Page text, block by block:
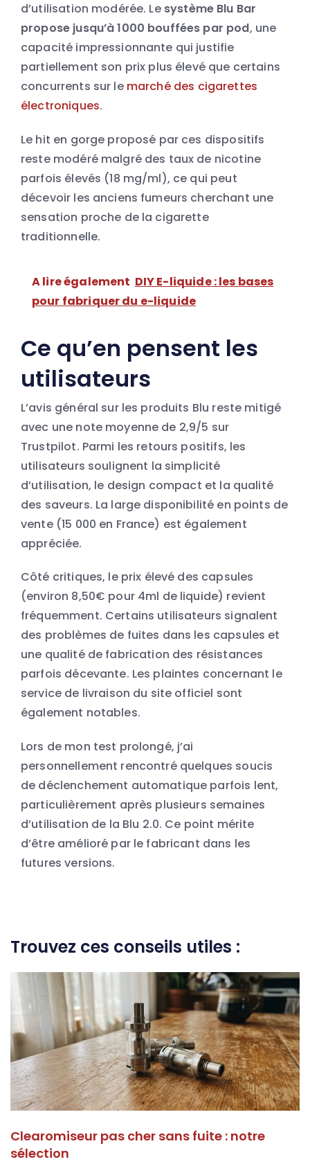
d’utilisation modérée. Le système Blu Bar
propose jusqu’à 1000 bouffées par pod, une
capacité impressionnante qui justifie
partiellement son prix plus élevé que certains
concurrents sur le marché des cigarettes
électroniques.
Le hit en gorge proposé par ces dispositifs
reste modéré malgré des taux de nicotine
parfois élevés (18 mg/ml), ce qui peut
décevoir les anciens fumeurs cherchant une
sensation proche de la cigarette
traditionnelle.
A lire également DIY E-liquide : les bases
pour fabriquer du e-liquide
Ce qu’en pensent les
utilisateurs
L’avis général sur les produits Blu reste mitigé
avec une note moyenne de 2,9/5 sur
Trustpilot. Parmi les retours positifs, les
utilisateurs soulignent la simplicité
d’utilisation, le design compact et la qualité
des saveurs. La large disponibilité en points de
vente (15 000 en France) est également
appréciée.
Côté critiques, le prix élevé des capsules
(environ 8,50€ pour 4ml de liquide) revient
fréquemment. Certains utilisateurs signalent
des problèmes de fuites dans les capsules et
une qualité de fabrication des résistances
parfois décevante. Les plaintes concernant le
service de livraison du site officiel sont
également notables.
Lors de mon test prolongé, j’ai
personnellement rencontré quelques soucis
de déclenchement automatique parfois lent,
particulièrement après plusieurs semaines
d’utilisation de la Blu 2.0. Ce point mérite
d’être amélioré par le fabricant dans les
futures versions.
Trouvez ces conseils utiles :
Clearomiseur pas cher sans fuite : notre
sélection